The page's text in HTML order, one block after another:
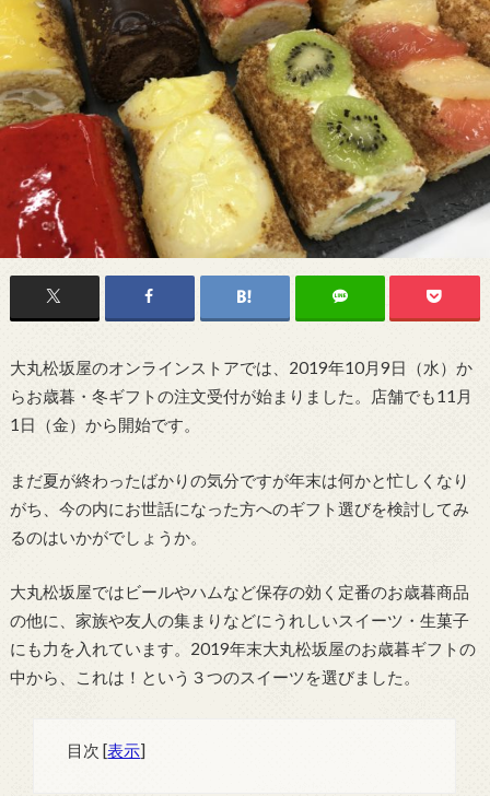
大丸松坂屋のオンラインストアでは、2019年10月9日（水）か
らお歳暮・冬ギフトの注文受付が始まりました。店舗でも11月
1日（金）から開始です。
まだ夏が終わったばかりの気分ですが年末は何かと忙しくなり
がち、今の内にお世話になった方へのギフト選びを検討してみ
るのはいかがでしょうか。
大丸松坂屋ではビールやハムなど保存の効く定番のお歳暮商品
の他に、家族や友人の集まりなどにうれしいスイーツ・生菓子
にも力を入れています。2019年末大丸松坂屋のお歳暮ギフトの
中から、これは！という３つのスイーツを選びました。
目次 [表示]